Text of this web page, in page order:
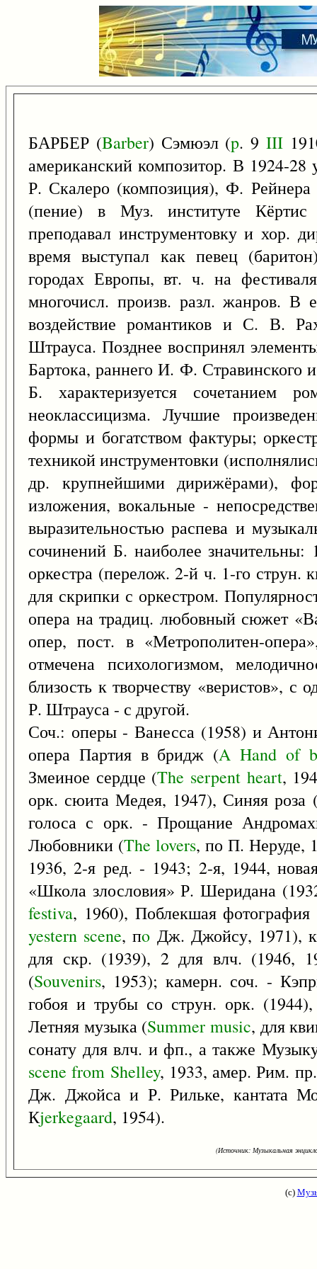
БАРБЕР (Barber) Сэмюэл (p. 9 III
американский композитор. В 1924-
Р. Скалеро (композиция), Ф.
(пение) в Муз. институте
преподавал инструментовку и хор.
время выступал как певец
городах Европы, вт. ч. на
многочисл. произв. разл. жанров. В
воздействие романтиков и С. В.
Штрауса. Позднее воспринял
Бартока, раннего И. Ф.
Б. характеризуется сочетанием
неоклассицизма. Лучшие
формы и богатством фактуры;
техникой инструментовки
др. крупнейшими дирижёрами),
изложения, вокальные -
выразительностью распева и
сочинений Б. наиболее
оркестра (перелож. 2-й ч. 1-го струн.
для скрипки с оркестром.
опера на традиц. любовный сюжет
опер, пост. в «Метрополитен-
отмечена психологизмом,
близость к творчеству «веристов»,
Р. Штрауса - с другой.
Соч.: оперы - Ванесса (1958) и
опера Партия в бридж (A Hand of
Змеиное сердце (The serpent heart,
орк. сюита Медея, 1947), Синяя роза
голоса с орк. - Прощание
Любовники (The lovers, по П. Неруде,
1936, 2-я ред. - 1943; 2-я, 1944,
«Школа злословия» Р. Шеридана
festiva, 1960), Поблекшая
yestern scene, пo Дж. Джойсу, 1971),
для скр. (1939), 2 для влч. (1946,
(Souvenirs, 1953); камерн. соч. -
гобоя и трубы со струн. орк.
Летняя музыка (Summer music, для
сонату для влч. и фп., а также
scene from Shelley, 1933, амер. Рим.
Дж. Джойса и Р. Рильке, кантата
Кjerkegaard, 1954).
(Источник: Музыкальная
(с)